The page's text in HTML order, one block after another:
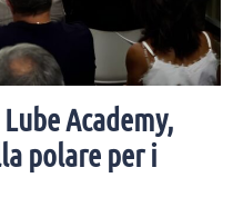
Academy,
polare per i